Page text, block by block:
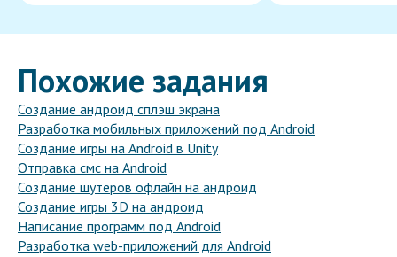
Похожие задания
Создание андроид сплэш экрана
Разработка мобильных приложений под Android
Создание игры на Android в Unity
Отправка смс на Android
Создание шутеров офлайн на андроид
Создание игры 3D на андроид
Написание программ под Android
Разработка web-приложений для Android